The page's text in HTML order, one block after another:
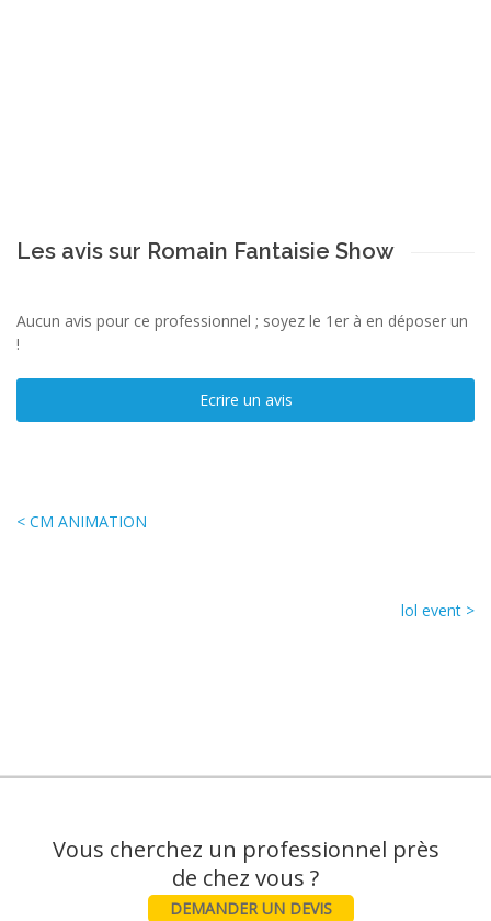
Les avis sur Romain Fantaisie Show
Aucun avis pour ce professionnel ; soyez le 1er à en déposer un
!
Ecrire un avis
< CM ANIMATION
lol event >
Vous cherchez un professionnel près
DEMANDER UN DEVIS